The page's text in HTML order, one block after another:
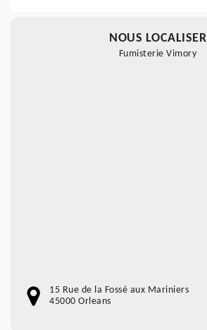
NOUS LOCALISER
Fumisterie Vimory
15 Rue de la Fossé aux Mariniers
45000 Orleans